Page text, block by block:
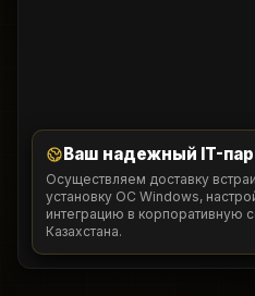
Ваш надежный IT-
Осуществляем доставку
установку ОС Windows,
интеграцию в корпоративную
Казахстана.